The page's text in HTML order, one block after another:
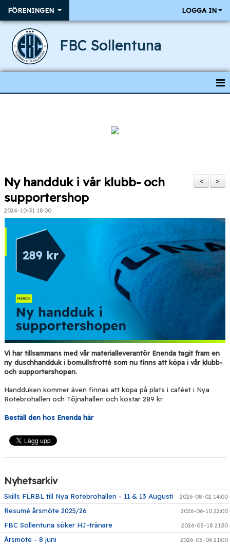
FÖRENINGEN LOGGA IN
FBC Sollentuna
OM FÖRENINGEN
BLI PARTNER
BLI FUNKTIONÄR
MEDIA & GRAFIK
KONTAKT
>
<
Ny handduk i vår klubb- och
supportershop
2024-10-31 18:00
Vi hartillsammans med vår materialleverantör Enenda tagit fram en
ny duschhandduk i bomullsfrotté som nu finns att köpa i vår klubb-
och supportershopen.
Handduken kommer även finnas att köpa på plats i caféet i Nya
Rotebrohallen och Töjnahallen och kostar 289 kr.
Beställ den hos Enenda här
Nyhetsarkiv
Skills FLRBL till Nya Rotebrohallen - 11 & 13 Augusti 2026-08-02 14:00
Resumé årsmöte 2025/26 2026-06-10 22:00
FBC Sollentuna söker HJ-tränare 2026-05-18 21:30
Årsmöte - 8 juni 2026-05-06 21:00